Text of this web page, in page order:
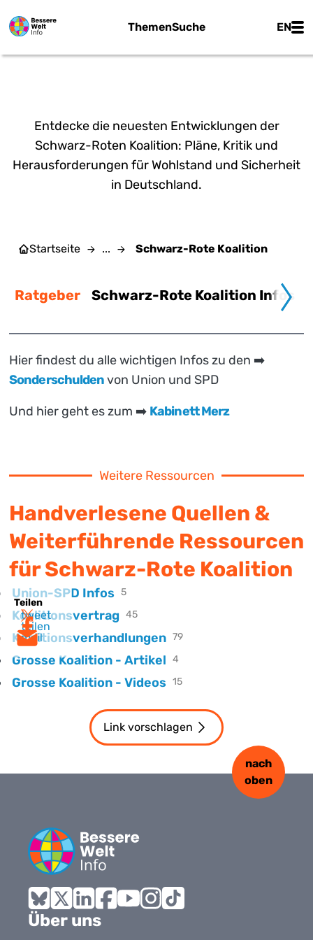
ThemenSuche EN
Teilen
tweet
teilen
mail
Entdecke die neuesten Entwicklungen der
Schwarz-Roten Koalition: Pläne, Kritik und
Herausforderungen für Wohlstand und Sicherheit
in Deutschland.
Startseite ... Schwarz-Rote Koalition
Ratgeber Schwarz-Rote Koalition Infos
Hier findest du alle wichtigen Infos zu den ➡️
Sonderschuldenvon Union und SPD
Und hier geht es zum ➡️ Kabinett Merz
Weitere Ressourcen
Handverlesene Quellen &
Weiterführende Ressourcen
für Schwarz-Rote Koalition
Union-SPD Infos 5
Koalitionsvertrag 45
Koalitionsverhandlungen 79
Grosse Koalition - Artikel 4
Grosse Koalition - Videos 15
Link vorschlagen
Bluesky
X LinkedInFacebook
nach
oben
Über uns